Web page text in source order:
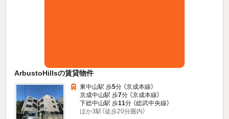
ArbustoHillsの賃貸物件
東中山駅 歩5分 （京成本線）
京成中山駅 歩7分 （京成本線）
下総中山駅 歩11分 （総武中央線）
ほか3駅（徒歩20分圏内）